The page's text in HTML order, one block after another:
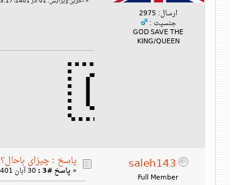
ارسال: 2975
جنسیت :
GOD SAVE THE
KING/QUEEN
saleh143
Full Member
پاسخ : چیزای باحال؟
« پاسخ #3 :